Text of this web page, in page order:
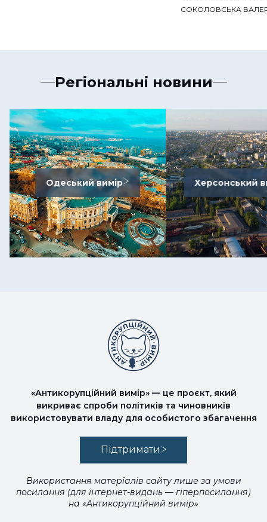
СОКОЛОВСЬКА
Регіональні новини
Одеський вимір Херсонський
«Антикорупційний вимір» — це проєкт, який
викриває спроби політиків та чиновників
використовувати владу для особистого збагачення
Підтримати
Використання матеріалів сайту лише за умови
посилання (для інтернет-видань — гіперпосилання)
на «Антикорупційний вимір»